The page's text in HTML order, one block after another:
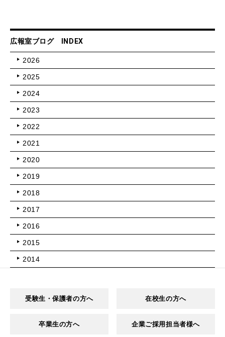
広報室ブログ INDEX
2026
2025
2024
2023
2022
2021
2020
2019
2018
2017
2016
2015
2014
受験生・保護者の方へ 在校生の方へ
卒業生の方へ 企業ご採用担当者様へ